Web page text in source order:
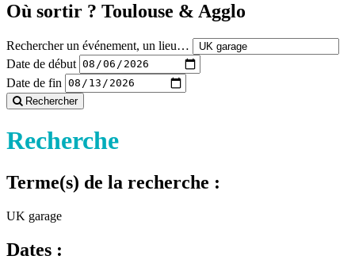
Où sortir ? Toulouse & Agglo
Rechercher un événement, un lieu…
Date de début
Date de fin
Rechercher
Recherche
Terme(s) de la recherche :
UK garage
Dates :